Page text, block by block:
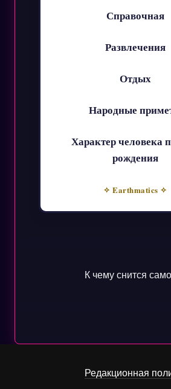
Справочная
Развлечения
Отдых
Народные
Характер человека
рождения
✧ Earthmatics ✧
К чему снится
Редакционная